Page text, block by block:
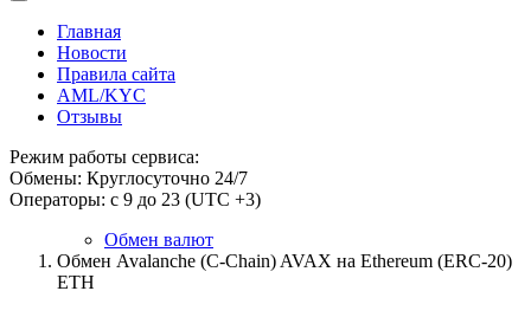
Главная
Новости
Правила сайта
AML/KYC
Отзывы
Режим работы сервиса:
Обмены: Круглосуточно 24/7
Операторы: с 9 до 23 (UTC +3)
Обмен валют
Обмен Avalanche (C-Chain) AVAX на Ethereum (ERC-20)
ETH